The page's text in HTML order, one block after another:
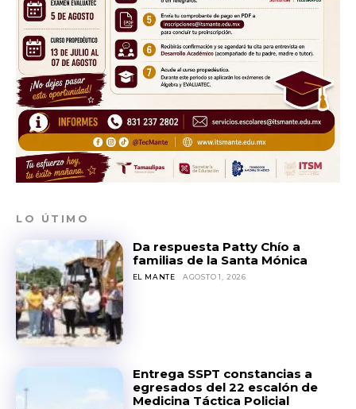
LO ÚTIMO
Da respuesta Patty Chío a
familias de la Santa Mónica
EL MANTE AGOSTO 1, 2026
Entrega SSPT constancias a
egresados del 22 escalón de
Medicina Táctica Policial